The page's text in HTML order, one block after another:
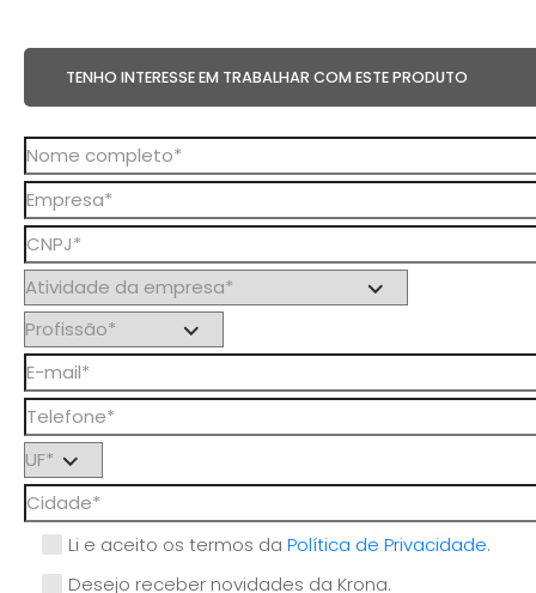
TENHO INTERESSE EM TRABALHAR COM ESTE PRODUTO
Li e aceito os termos da Política de Privacidade.
Desejo receber novidades da Krona.